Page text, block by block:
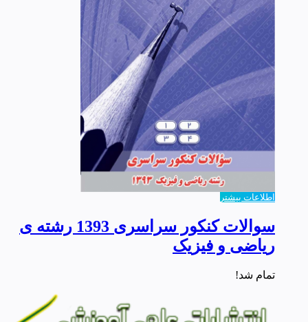
اطلاعات بیشتر
سوالات کنکور سراسری 1393 رشته ی
ریاضی و فیزیک
تمام شد!